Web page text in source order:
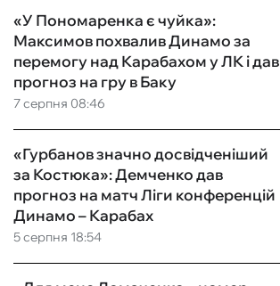
7 серпня 08:46
«У Пономаренка є чуйка»:
Максимов похвалив Динамо за
перемогу над Карабахом у ЛК і дав
прогноз на гру в Баку
5 серпня 18:54
«Гурбанов значно досвідченіший
за Костюка»: Демченко дав
прогноз на матч Ліги конференцій
Динамо – Карабах